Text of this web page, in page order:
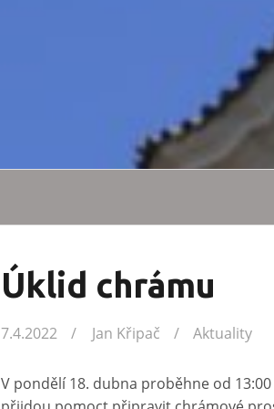
Úklid chrámu
7.4.2022 Jan Křipač Aktuality
V pondělí 18. dubna proběhne od